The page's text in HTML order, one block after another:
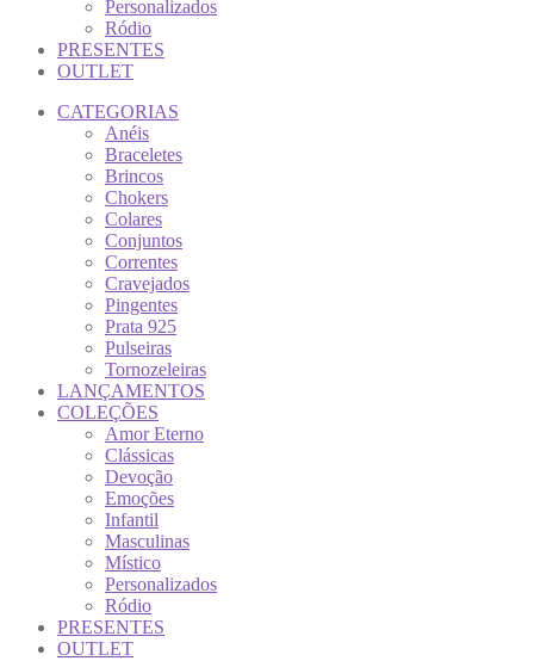
Personalizados
Ródio
PRESENTES
OUTLET
CATEGORIAS
Anéis
Braceletes
Brincos
Chokers
Colares
Conjuntos
Correntes
Cravejados
Pingentes
Prata 925
Pulseiras
Tornozeleiras
LANÇAMENTOS
COLEÇÕES
Amor Eterno
Clássicas
Devoção
Emoções
Infantil
Masculinas
Místico
Personalizados
Ródio
PRESENTES
OUTLET